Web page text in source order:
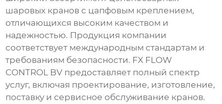
шаровых кранов с цапфовым креплением,
отличающихся высоким качеством и
надежностью. Продукция компании
соответствует международным стандартам и
требованиям безопасности. FX FLOW
CONTROL BV предоставляет полный спектр
услуг, включая проектирование, изготовление,
поставку и сервисное обслуживание кранов.